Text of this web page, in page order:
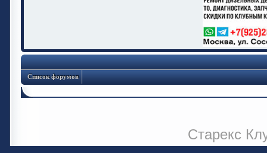
Список форумов
Старекс